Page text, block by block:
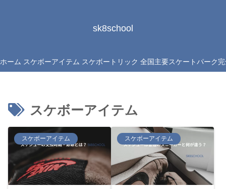
sk8school
ホーム スケボーアイテム スケボートリック 全国主要スケートパーク
スケボーアイテム
スケボーアイテム スケボーアイテム